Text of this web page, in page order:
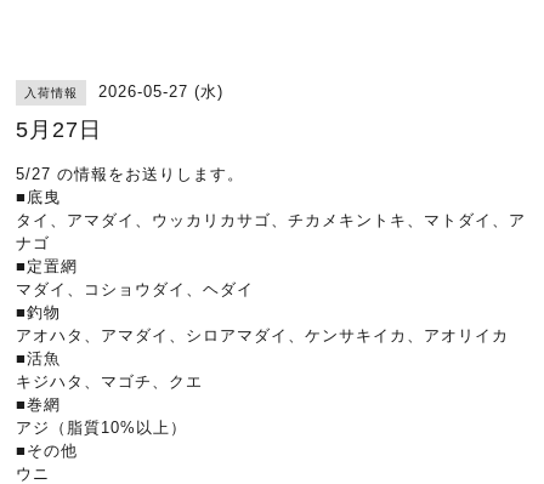
入荷情報 2026-05-27 (水)
5月27日
5/27 の情報をお送りします。
■底曳
タイ、アマダイ、ウッカリカサゴ、チカメキントキ、マトダイ、ア
ナゴ
■定置網
マダイ、コショウダイ、ヘダイ
■釣物
アオハタ、アマダイ、シロアマダイ、ケンサキイカ、アオリイカ
■活魚
キジハタ、マゴチ、クエ
■巻網
アジ（脂質10%以上）
■その他
ウニ